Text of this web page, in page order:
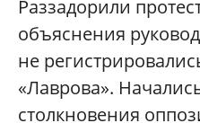
Раззадорили
объяснения
не
«Лаврова».
столкновения